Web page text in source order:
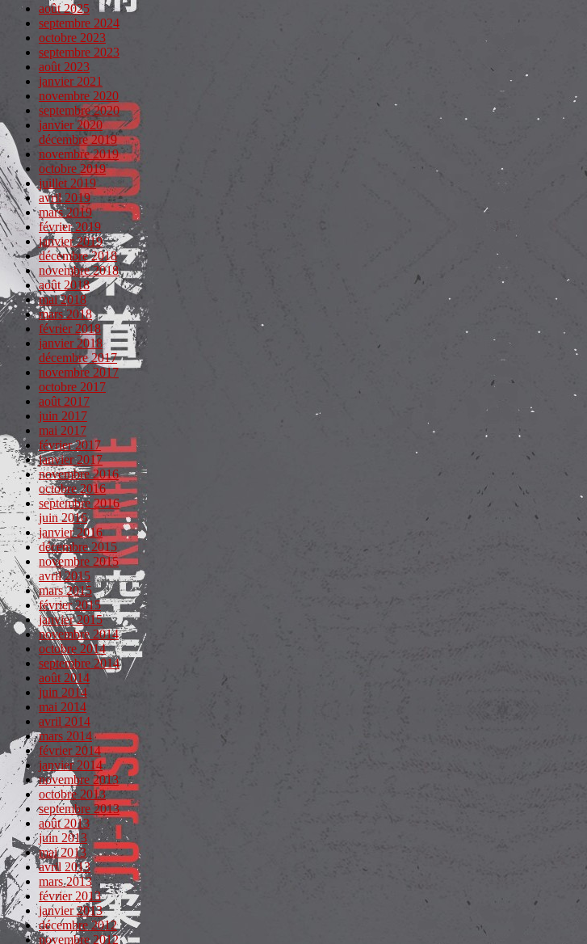
août 2025
septembre 2024
octobre 2023
septembre 2023
août 2023
janvier 2021
novembre 2020
septembre 2020
janvier 2020
décembre 2019
novembre 2019
octobre 2019
juillet 2019
avril 2019
mars 2019
février 2019
janvier 2019
décembre 2018
novembre 2018
août 2018
mai 2018
mars 2018
février 2018
janvier 2018
décembre 2017
novembre 2017
octobre 2017
août 2017
juin 2017
mai 2017
février 2017
janvier 2017
novembre 2016
octobre 2016
septembre 2016
juin 2016
janvier 2016
décembre 2015
novembre 2015
avril 2015
mars 2015
février 2015
janvier 2015
novembre 2014
octobre 2014
septembre 2014
août 2014
juin 2014
mai 2014
avril 2014
mars 2014
février 2014
janvier 2014
novembre 2013
octobre 2013
septembre 2013
août 2013
juin 2013
mai 2013
avril 2013
mars 2013
février 2013
janvier 2013
décembre 2012
novembre 2012